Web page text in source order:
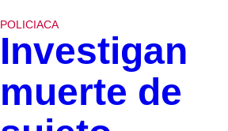
POLICIACA
Investigan
muerte de